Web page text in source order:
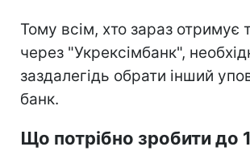
Тому всім, хто зараз отримує
через "Укрексімбанк",
заздалегідь обрати інший
банк.
Що потрібно зробити до